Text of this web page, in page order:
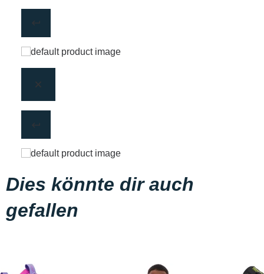
Dies könnte dir auch
gefallen